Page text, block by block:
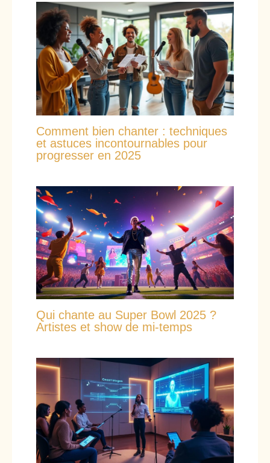
Comment bien chanter : techniques
et astuces incontournables pour
progresser en 2025
Qui chante au Super Bowl 2025 ?
Artistes et show de mi-temps